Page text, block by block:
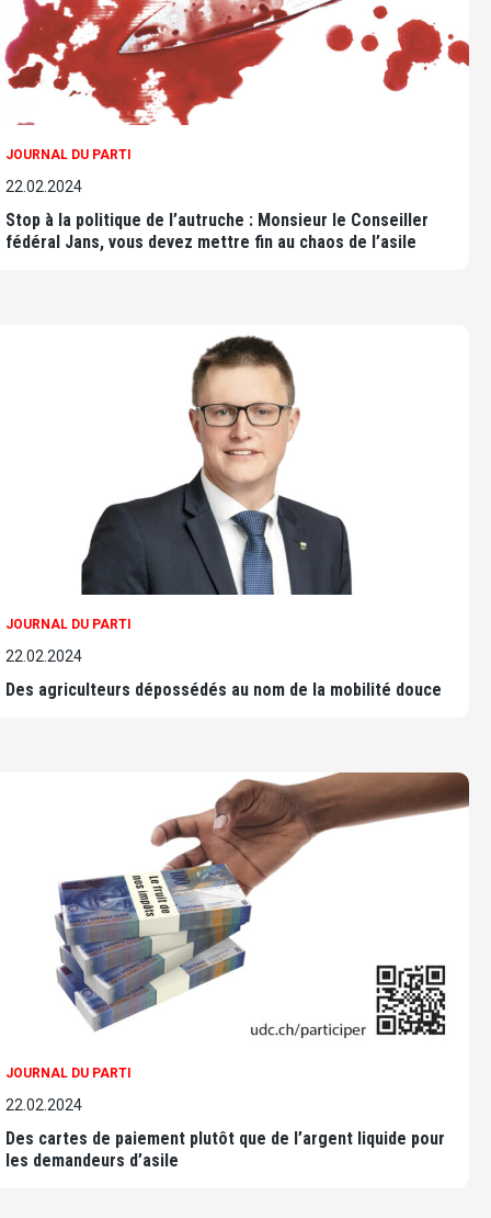
JOURNAL DU PARTI
22.02.2024
Stop à la politique de l’autruche : Monsieur le Conseiller
fédéral Jans, vous devez mettre fin au chaos de l’asile
JOURNAL DU PARTI
22.02.2024
Des agriculteurs dépossédés au nom de la mobilité douce
JOURNAL DU PARTI
22.02.2024
Des cartes de paiement plutôt que de l’argent liquide pour
les demandeurs d’asile